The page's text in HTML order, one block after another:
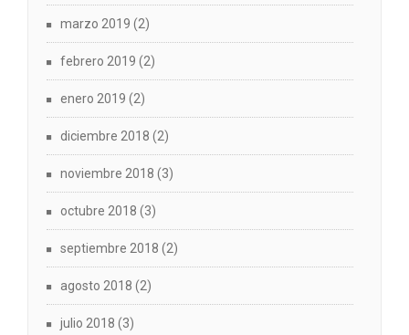
marzo 2019 (2)
febrero 2019 (2)
enero 2019 (2)
diciembre 2018 (2)
noviembre 2018 (3)
octubre 2018 (3)
septiembre 2018 (2)
agosto 2018 (2)
julio 2018 (3)